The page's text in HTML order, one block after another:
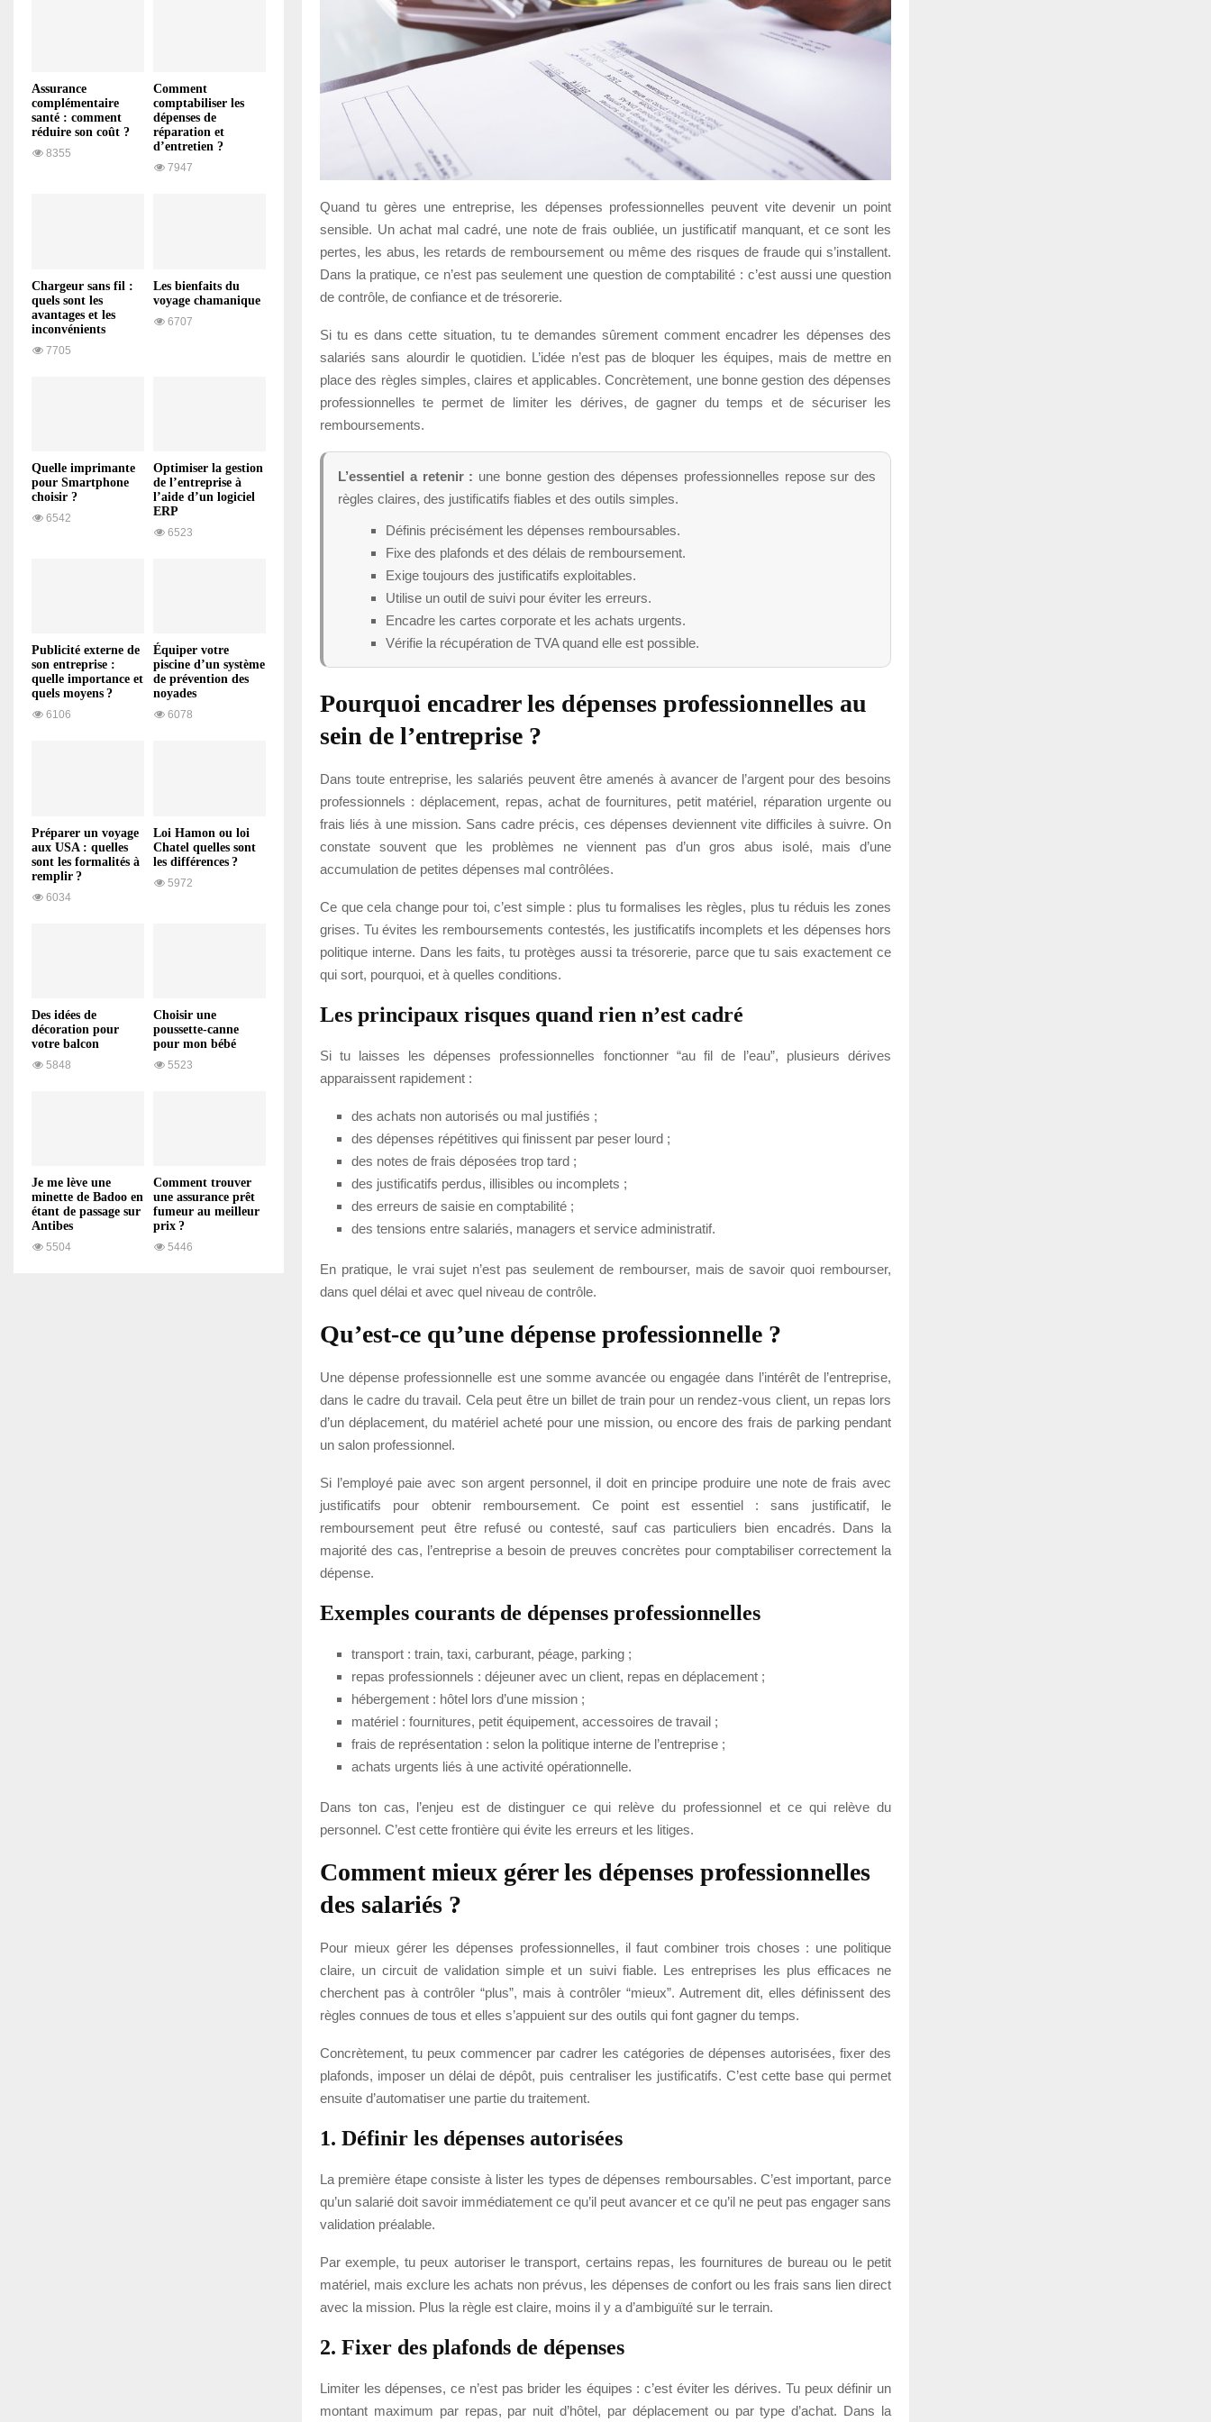
Quand tu gères une entreprise, les dépenses professionnelles peuvent vite devenir un point
sensible. Un achat mal cadré, une note de frais oubliée, un justificatif manquant, et ce sont les
pertes, les abus, les retards de remboursement ou même des risques de fraude qui s’installent.
Dans la pratique, ce n’est pas seulement une question de comptabilité : c’est aussi une question
de contrôle, de confiance et de trésorerie.
Si tu es dans cette situation, tu te demandes sûrement comment encadrer les dépenses des
salariés sans alourdir le quotidien. L’idée n’est pas de bloquer les équipes, mais de mettre en
place des règles simples, claires et applicables. Concrètement, une bonne gestion des dépenses
professionnelles te permet de limiter les dérives, de gagner du temps et de sécuriser les
remboursements.
L’essentiel a retenir : une bonne gestion des dépenses professionnelles repose sur des
règles claires, des justificatifs fiables et des outils simples.
Définis précisément les dépenses remboursables.
Fixe des plafonds et des délais de remboursement.
Exige toujours des justificatifs exploitables.
Utilise un outil de suivi pour éviter les erreurs.
Encadre les cartes corporate et les achats urgents.
Vérifie la récupération de TVA quand elle est possible.
Pourquoi encadrer les dépenses professionnelles au
sein de l’entreprise ?
Dans toute entreprise, les salariés peuvent être amenés à avancer de l’argent pour des besoins
professionnels : déplacement, repas, achat de fournitures, petit matériel, réparation urgente ou
frais liés à une mission. Sans cadre précis, ces dépenses deviennent vite difficiles à suivre. On
constate souvent que les problèmes ne viennent pas d’un gros abus isolé, mais d’une
accumulation de petites dépenses mal contrôlées.
Ce que cela change pour toi, c’est simple : plus tu formalises les règles, plus tu réduis les zones
grises. Tu évites les remboursements contestés, les justificatifs incomplets et les dépenses hors
politique interne. Dans les faits, tu protèges aussi ta trésorerie, parce que tu sais exactement ce
qui sort, pourquoi, et à quelles conditions.
Les principaux risques quand rien n’est cadré
Si tu laisses les dépenses professionnelles fonctionner “au fil de l’eau”, plusieurs dérives
apparaissent rapidement :
des achats non autorisés ou mal justifiés ;
des dépenses répétitives qui finissent par peser lourd ;
des notes de frais déposées trop tard ;
des justificatifs perdus, illisibles ou incomplets ;
des erreurs de saisie en comptabilité ;
des tensions entre salariés, managers et service administratif.
En pratique, le vrai sujet n’est pas seulement de rembourser, mais de savoir quoi rembourser,
dans quel délai et avec quel niveau de contrôle.
Qu’est-ce qu’une dépense professionnelle ?
Une dépense professionnelle est une somme avancée ou engagée dans l’intérêt de l’entreprise,
dans le cadre du travail. Cela peut être un billet de train pour un rendez-vous client, un repas lors
d’un déplacement, du matériel acheté pour une mission, ou encore des frais de parking pendant
un salon professionnel.
Si l’employé paie avec son argent personnel, il doit en principe produire une note de frais avec
justificatifs pour obtenir remboursement. Ce point est essentiel : sans justificatif, le
remboursement peut être refusé ou contesté, sauf cas particuliers bien encadrés. Dans la
majorité des cas, l’entreprise a besoin de preuves concrètes pour comptabiliser correctement la
dépense.
Exemples courants de dépenses professionnelles
transport : train, taxi, carburant, péage, parking ;
repas professionnels : déjeuner avec un client, repas en déplacement ;
hébergement : hôtel lors d’une mission ;
matériel : fournitures, petit équipement, accessoires de travail ;
frais de représentation : selon la politique interne de l’entreprise ;
achats urgents liés à une activité opérationnelle.
Dans ton cas, l’enjeu est de distinguer ce qui relève du professionnel et ce qui relève du
personnel. C’est cette frontière qui évite les erreurs et les litiges.
Comment mieux gérer les dépenses professionnelles
des salariés ?
Pour mieux gérer les dépenses professionnelles, il faut combiner trois choses : une politique
claire, un circuit de validation simple et un suivi fiable. Les entreprises les plus efficaces ne
cherchent pas à contrôler “plus”, mais à contrôler “mieux”. Autrement dit, elles définissent des
règles connues de tous et elles s’appuient sur des outils qui font gagner du temps.
Concrètement, tu peux commencer par cadrer les catégories de dépenses autorisées, fixer des
plafonds, imposer un délai de dépôt, puis centraliser les justificatifs. C’est cette base qui permet
ensuite d’automatiser une partie du traitement.
1. Définir les dépenses autorisées
La première étape consiste à lister les types de dépenses remboursables. C’est important, parce
qu’un salarié doit savoir immédiatement ce qu’il peut avancer et ce qu’il ne peut pas engager sans
validation préalable.
Par exemple, tu peux autoriser le transport, certains repas, les fournitures de bureau ou le petit
matériel, mais exclure les achats non prévus, les dépenses de confort ou les frais sans lien direct
avec la mission. Plus la règle est claire, moins il y a d’ambiguïté sur le terrain.
2. Fixer des plafonds de dépenses
Limiter les dépenses, ce n’est pas brider les équipes : c’est éviter les dérives. Tu peux définir un
montant maximum par repas, par nuit d’hôtel, par déplacement ou par type d’achat. Dans la
Assurance
complémentaire
santé : comment
réduire son coût ?
8355
Comment
comptabiliser les
dépenses de
réparation et
d’entretien ?
7947
Chargeur sans fil :
quels sont les
avantages et les
inconvénients
7705
Les bienfaits du
voyage chamanique
6707
Quelle imprimante
pour Smartphone
choisir ?
6542
Optimiser la gestion
de l’entreprise à
l’aide d’un logiciel
ERP
6523
Publicité externe de
son entreprise :
quelle importance et
quels moyens ?
6106
Équiper votre
piscine d’un système
de prévention des
noyades
6078
Préparer un voyage
aux USA : quelles
sont les formalités à
remplir ?
6034
Loi Hamon ou loi
Chatel quelles sont
les différences ?
5972
Des idées de
décoration pour
votre balcon
5848
Choisir une
poussette-canne
pour mon bébé
5523
Je me lève une
minette de Badoo en
étant de passage sur
Antibes
5504
Comment trouver
une assurance prêt
fumeur au meilleur
prix ?
5446